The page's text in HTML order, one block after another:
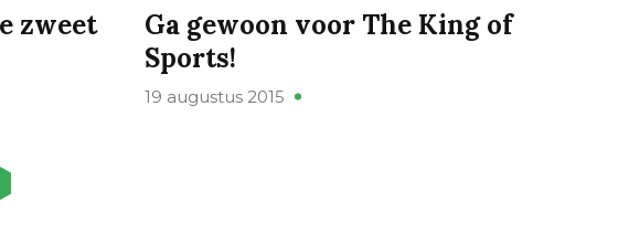
zweet
Ga gewoon voor The King of
Sports!
19 augustus 2015